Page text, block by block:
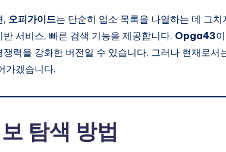
, 오피가이드는 단순히 업소 목록을 나열하는 데 그
서비스, 빠른 검색 기능을 제공합니다. Opga43
쟁력을 강화한 버전일 수 있습니다. 그러나 현재로서
가겠습니다.
탐색 방법